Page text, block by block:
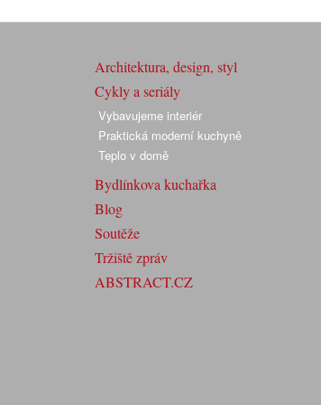
Architektura, design, styl
Cykly a seriály
Vybavujeme interiér
Praktická moderní kuchyně
Teplo v domě
Bydlínkova kuchařka
Blog
Soutěže
Tržiště zpráv
ABSTRACT.CZ